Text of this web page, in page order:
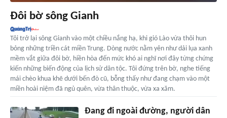
Đôi bờ sông Gianh
Tôi trở lại sông Gianh vào một chiều nắng hạ, khi gió Lào vừa thôi hun
bỏng những triền cát miền Trung. Dòng nước nằm yên như dải lụa xanh
mềm vắt giữa đôi bờ, hiền hòa đến mức khó ai nghĩ nơi đây từng chứng
kiến những biến động của lịch sử dân tộc. Tôi đứng trên bờ, nghe tiếng
mái chèo khua khẽ dưới bến đò cũ, bỗng thấy như đang chạm vào một
miền hoài niệm đã ngủ quên, vừa thân thuộc, vừa xa xăm.
Đang đi ngoài đường, người dân